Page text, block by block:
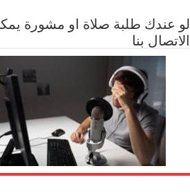
لو عندك طلبة صلاة او مشورة
الاتصال بنا